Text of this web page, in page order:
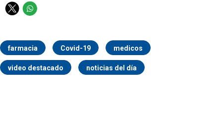
T
t
t
e
r
W
t
s
a
p
farmacia Covid-19 medicos
video destacado noticias del día